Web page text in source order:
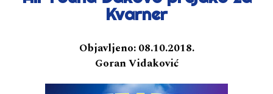
Kvarner
Objavljeno: 08.10.2018.
Goran Vidaković